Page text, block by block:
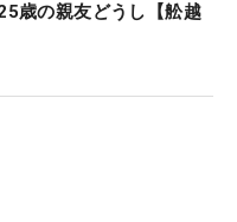
14年大会で松山と
の
・ゴルフ・インビテ
歳の親友どうし【舩越